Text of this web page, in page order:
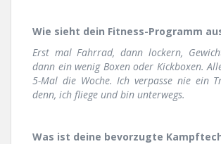
Wie sieht dein Fitness-Programm
Erst mal Fahrrad, dann lockern,
dann ein wenig Boxen oder Kickboxen.
5-Mal die Woche. Ich verpasse nie ein
denn, ich fliege und bin unterwegs.
Was ist deine bevorzugte